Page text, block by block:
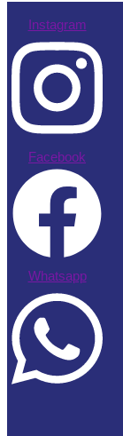
Instagram
Facebook
Whatsapp